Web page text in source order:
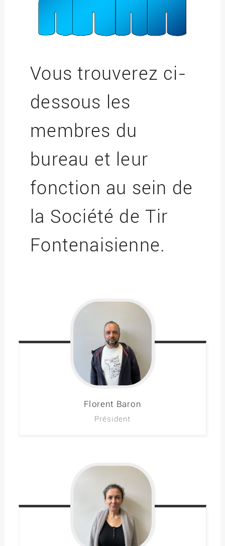
Vous trouverez ci-
dessous les
membres du
bureau et leur
fonction au sein de
la Société de Tir
Fontenaisienne.
Florent Baron
Président